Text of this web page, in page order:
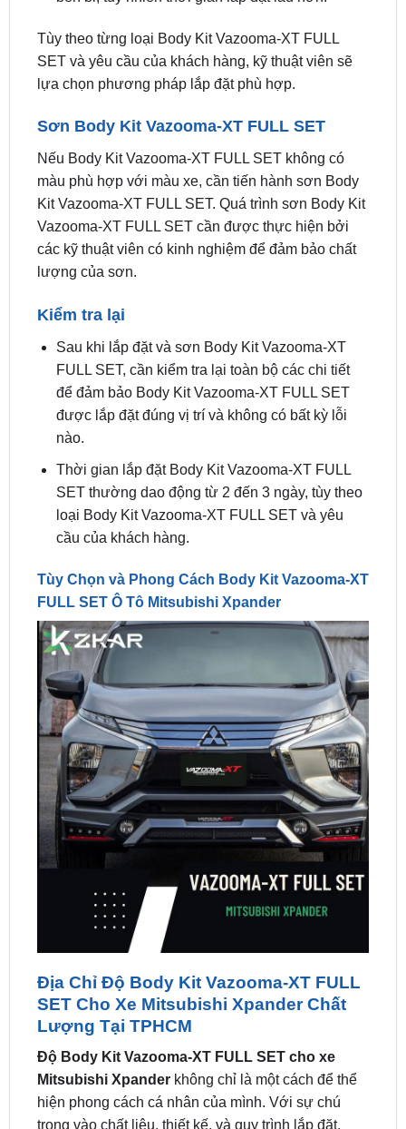
lựa chọn phương pháp lắp đặt phù hợp.
Sơn Body Kit Vazooma-XT FULL SET
màu phù hợp với màu xe, cần tiến hành sơn Body
Kit Vazooma-XT FULL SET. Quá trình sơn Body Kit
Vazooma-XT FULL SET cần được thực hiện bởi
các kỹ thuật viên có kinh nghiệm để đảm bảo chất
lượng của sơn.
Kiểm tra lại
FULL SET, cần kiểm tra lại toàn bộ các chi tiết
để đảm bảo Body Kit Vazooma-XT FULL SET
được lắp đặt đúng vị trí và không có bất kỳ lỗi
nào.
Thời gian lắp đặt Body Kit Vazooma-XT FULL
SET thường dao động từ 2 đến 3 ngày, tùy theo
loại Body Kit Vazooma-XT FULL SET và yêu
cầu của khách hàng.
Tùy Chọn và Phong Cách Body Kit Vazooma-XT
Địa Chỉ Độ Body Kit Vazooma-XT FULL
SET Cho Xe Mitsubishi Xpander Chất
Lượng Tại TPHCM
Độ Body Kit Vazooma-XT FULL SET cho xe
Mitsubishi Xpanderkhông chỉ là một cách để thể
hiện phong cách cá nhân của mình. Với sự chú
trọng vào chất liệu, thiết kế, và quy trình lắp đặt,
chiếc xe của bạn sẽ không chỉ nhanh hơn mà còn
trở nên nổi bật và phong cách hơn.